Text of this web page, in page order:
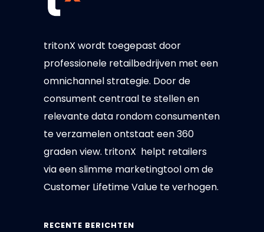
tritonX wordt toegepast door
professionele retailbedrijven met een
omnichannel strategie. Door de
consument centraal te stellen en
relevante data rondom consumenten
te verzamelen ontstaat een 360
graden view. tritonX helpt retailers
via een slimme marketingtool om de
Customer Lifetime Value te verhogen.
RECENTE BERICHTEN